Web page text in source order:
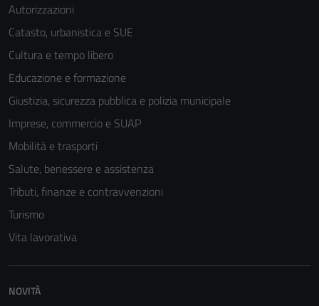
Autorizzazioni
Catasto, urbanistica e SUE
Cultura e tempo libero
Educazione e formazione
Giustizia, sicurezza pubblica e polizia municipale
Imprese, commercio e SUAP
Mobilità e trasporti
Salute, benessere e assistenza
Tributi, finanze e contravvenzioni
Turismo
Vita lavorativa
NOVITÀ
essere